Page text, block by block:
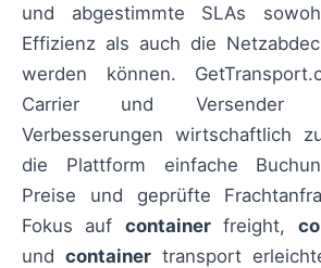
und abgestimmte SLAs
Effizienz als auch die
werden können.
Carrier und Versender
Verbesserungen wirtschaftlich
die Plattform einfache
Preise und geprüfte
Fokus auf containerfreight,
und container transport